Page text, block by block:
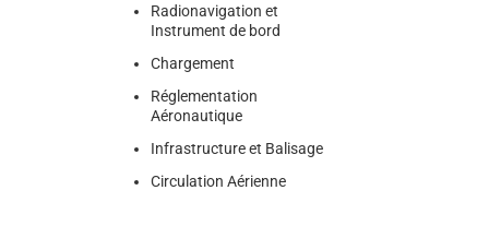
Radionavigation et
Instrument de bord
Chargement
Réglementation
Aéronautique
Infrastructure et Balisage
Circulation Aérienne